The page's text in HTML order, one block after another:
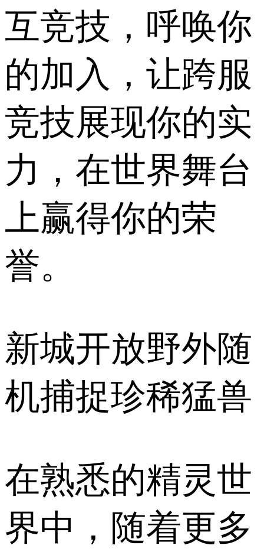
互竞技，呼唤你
的加入，让跨服
竞技展现你的实
力，在世界舞台
上赢得你的荣
誉。
新城开放野外随
机捕捉珍稀猛兽
在熟悉的精灵世
界中，随着更多